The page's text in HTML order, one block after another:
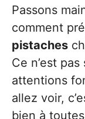
Passons
comment
pistaches
Ce n’est
attentions
allez voir,
bien à